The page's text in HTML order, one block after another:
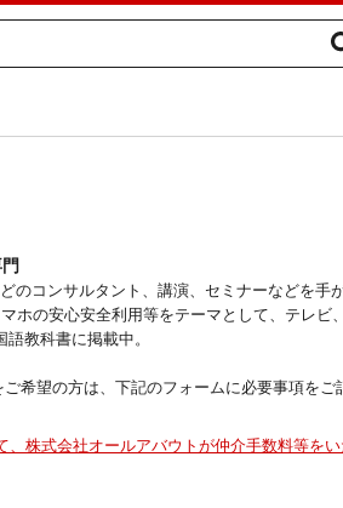
のコンサルタント、講演、セミナーなどを手
ホの安心安全利用等をテーマとして、テレビ
教科書に掲載中。
希望の方は、下記のフォームに必要事項をご
株式会社オールアバウトが仲介手数料等を